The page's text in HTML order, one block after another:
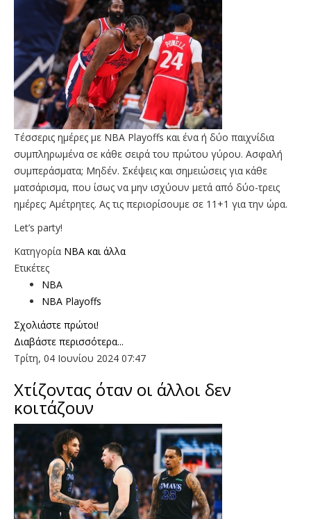
Τέσσερις ημέρες με NBA Playoffs και ένα ή δύο παιχνίδια
συμπληρωμένα σε κάθε σειρά του πρώτου γύρου. Ασφαλή
συμπεράσματα; Μηδέν. Σκέψεις και σημειώσεις για κάθε
ματσάρισμα, που ίσως να μην ισχύουν μετά από δύο-τρεις
ημέρες; Αμέτρητες. Ας τις περιορίσουμε σε 11+1 για την ώρα.
Let’s party!
Κατηγορία NBA και άλλα
Ετικέτες
NBA
NBA Playoffs
Σχολιάστε πρώτοι!
Διαβάστε περισσότερα...
Τρίτη, 04 Ιουνίου 2024 07:47
Χτίζοντας όταν οι άλλοι δεν
κοιτάζουν